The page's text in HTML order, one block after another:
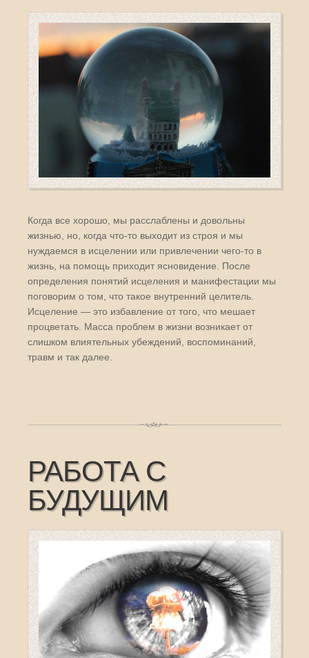
Когда все хорошо, мы расслаблены и довольны
жизнью, но, когда что-то выходит из строя и мы
нуждаемся в исцелении или привлечении чего-то в
жизнь, на помощь приходит ясновидение. После
определения понятий исцеления и манифестации мы
поговорим о том, что такое внутренний целитель.
Исцеление — это избавление от того, что мешает
процветать. Масса проблем в жизни возникает от
слишком влиятельных убеждений, воспоминаний,
травм и так далее.
РАБОТА С
БУДУЩИМ